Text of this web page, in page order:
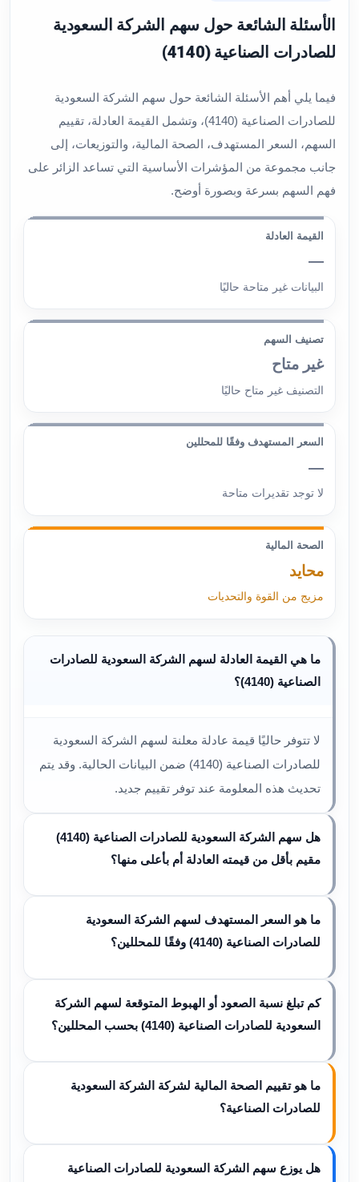
الأسئلة الشائعة حول سهم الشركة السعودية
للصادرات الصناعية (4140)
فيما يلي أهم الأسئلة الشائعة حول سهم الشركة السعودية
للصادرات الصناعية (4140)، وتشمل القيمة العادلة، تقييم
السهم، السعر المستهدف، الصحة المالية، والتوزيعات، إلى
جانب مجموعة من المؤشرات الأساسية التي تساعد الزائر على
فهم السهم بسرعة وبصورة أوضح.
القيمة العادلة
—
البيانات غير متاحة حاليًا
تصنيف السهم
غير متاح
التصنيف غير متاح حاليًا
السعر المستهدف وفقًا للمحللين
—
لا توجد تقديرات متاحة
الصحة المالية
محايد
مزيج من القوة والتحديات
ما هي القيمة العادلة لسهم الشركة السعودية للصادرات
الصناعية (4140)؟
لا تتوفر حاليًا قيمة عادلة معلنة لسهم الشركة السعودية
للصادرات الصناعية (4140) ضمن البيانات الحالية. وقد يتم
تحديث هذه المعلومة عند توفر تقييم جديد.
هل سهم الشركة السعودية للصادرات الصناعية (4140)
مقيم بأقل من قيمته العادلة أم بأعلى منها؟
ما هو السعر المستهدف لسهم الشركة السعودية
للصادرات الصناعية (4140) وفقًا للمحللين؟
كم تبلغ نسبة الصعود أو الهبوط المتوقعة لسهم الشركة
السعودية للصادرات الصناعية (4140) بحسب المحللين؟
ما هو تقييم الصحة المالية لشركة الشركة السعودية
للصادرات الصناعية؟
هل يوزع سهم الشركة السعودية للصادرات الصناعية